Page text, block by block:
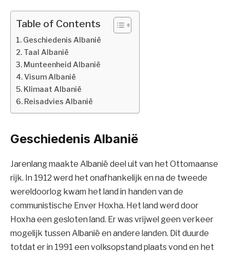
Table of Contents
Geschiedenis Albanië
Taal Albanië
Munteenheid Albanië
Visum Albanië
Klimaat Albanië
Reisadvies Albanië
Geschiedenis Albanië
Jarenlang maakte Albanië deel uit van het Ottomaanse
rijk. In 1912 werd het onafhankelijk en na de tweede
wereldoorlog kwam het land in handen van de
communistische Enver Hoxha. Het land werd door
Hoxha een gesloten land. Er was vrijwel geen verkeer
mogelijk tussen Albanië en andere landen. Dit duurde
totdat er in 1991 een volksopstand plaats vond en het